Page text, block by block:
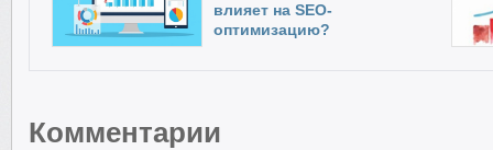
влияет на SEO-
оптимизацию?
Комментарии